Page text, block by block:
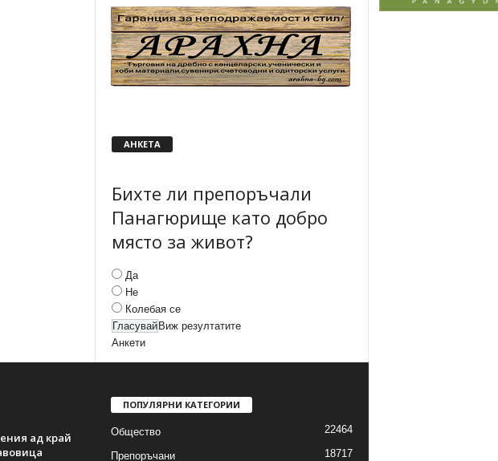
АНКЕТА
Бихте ли препоръчали
Панагюрище като добро
място за живот?
Да
Не
Колебая се
Виж резултатите
Анкети
ад край
ПОПУЛЯРНИ КАТЕГОРИИ
Общество 22464
Препоръчани 18717